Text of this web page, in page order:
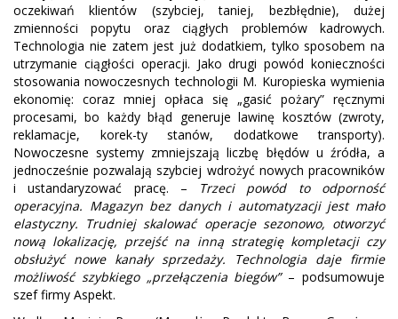
oczekiwań klientów (szybciej, taniej, bezbłędnie), dużej
zmienności popytu oraz ciągłych problemów kadrowych.
Technologia nie zatem jest już dodatkiem, tylko sposobem na
utrzymanie ciągłości operacji. Jako drugi powód konieczności
stosowania nowoczesnych technologii M. Kuropieska wymienia
ekonomię: coraz mniej opłaca się „gasić pożary” ręcznymi
procesami, bo każdy błąd generuje lawinę kosztów (zwroty,
reklamacje, korek-ty stanów, dodatkowe transporty).
Nowoczesne systemy zmniejszają liczbę błędów u źródła, a
jednocześnie pozwalają szybciej wdrożyć nowych pracowników
i ustandaryzować pracę. – Trzeci powód to odporność
operacyjna. Magazyn bez danych i automatyzacji jest mało
elastyczny. Trudniej skalować operacje sezonowo, otworzyć
nową lokalizację, przejść na inną strategię kompletacji czy
obsłużyć nowe kanały sprzedaży. Technologia daje firmie
możliwość szybkiego „przełączenia biegów”– podsumowuje
szef firmy Aspekt.